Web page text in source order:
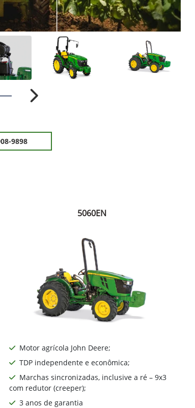
Próximo
9898
5060EN
Motor agrícola John Deere;
TDP independente e econômica;
Marchas sincronizadas, inclusive a ré – 9x3
com redutor (creeper);
3 anos de garantia